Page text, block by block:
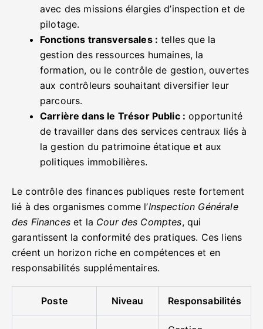
avec des missions élargies d’inspection et de
pilotage.
Fonctions transversales : telles que la
gestion des ressources humaines, la
formation, ou le contrôle de gestion, ouvertes
aux contrôleurs souhaitant diversifier leur
parcours.
Carrière dans le Trésor Public : opportunité
de travailler dans des services centraux liés à
la gestion du patrimoine étatique et aux
politiques immobilières.
Le contrôle des finances publiques reste fortement
lié à des organismes comme l’Inspection Générale
des Financeset la Cour des Comptes, qui
garantissent la conformité des pratiques. Ces liens
créent un horizon riche en compétences et en
responsabilités supplémentaires.
Poste Niveau Responsabilités